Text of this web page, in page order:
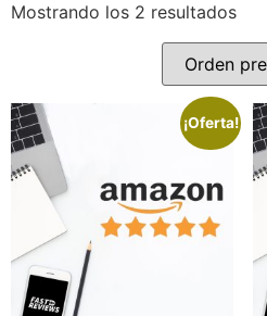
Mostrando los 2 resultados
¡Oferta!